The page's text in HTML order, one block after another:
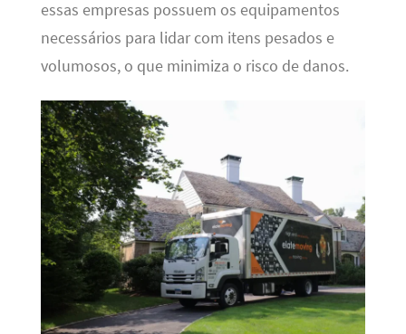
essas empresas possuem os equipamentos
necessários para lidar com itens pesados e
volumosos, o que minimiza o risco de danos.